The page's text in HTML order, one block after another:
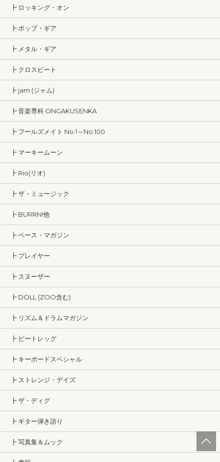
┣ ロッキング・オン
┣ ポップ・ギア
┣ メタル・ギア
┣ クロスビート
┣ jam (ジャム)
┣ 音楽専科 ONGAKUSENKA
┣ フールズメイト No.1～No.100
┣ マーキームーン
┣ Rio(リオ)
┣ ザ・ミュージック
┣ BURRN!他
┣ ベース・マガジン
┣ プレイヤー
┣ スヌーザー
┣ DOLL (ZOO含む)
┣ リズム＆ドラムマガジン
┣ ビートレッグ
┣ キーボードスペシャル
┣ ストレンジ・デイズ
┣ ザ・ディグ
┣ ギター弾き語り
┣ 写真集＆ムック